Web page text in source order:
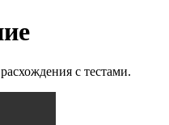
с тестами.